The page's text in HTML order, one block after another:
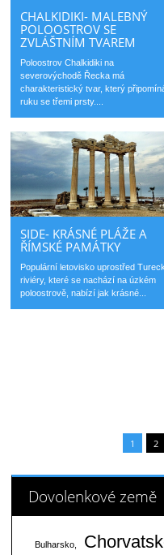
CHALKIDIKI- MALEBNÝ
POLOOSTROV SE
ZVLÁŠTNÍM TVAREM
Poloostrov Chalkidiki na
severovýchodě Řecka má
charakteristický tvar, který
ruku se třemi prsty....
SIDE- KRÁSNÉ PLÁŽE A
ŘÍMSKÉ PAMÁTKY
Populární letovisko uprostřed
riviéry, které se nachází na úzkém
poloostrově, nabízí jak krásné...
1 2
Dovolenkové země
Bulharsko